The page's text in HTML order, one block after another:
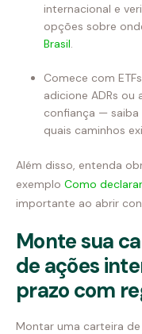
internacional e
opções sobre
Brasil
Comece com
adicione ADRs
confiança — saiba
quais caminhos
Além disso, entenda
exemplo Como
importante ao abrir
Monte sua
de ações
prazo com
Montar uma carteira de